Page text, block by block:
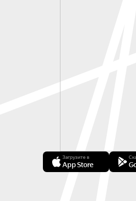
Загрузите в
App Store